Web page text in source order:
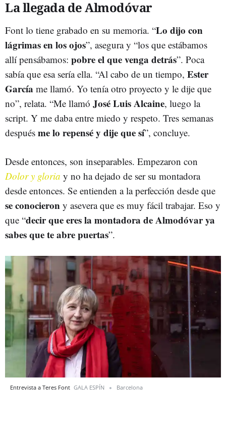
La llegada de Almodóvar
Font lo tiene grabado en su memoria. “Lo dijo con
lágrimas en los ojos”, asegura y “los que estábamos
allí pensábamos: pobre el que venga detrás”. Poca
sabía que esa sería ella. “Al cabo de un tiempo, Ester
García me llamó. Yo tenía otro proyecto y le dije que
no”, relata. “Me llamó José Luis Alcaine, luego la
script. Y me daba entre miedo y respeto. Tres semanas
después me lo repensé y dije que sí”, concluye.
Desde entonces, son inseparables. Empezaron con
Dolor y gloria y no ha dejado de ser su montadora
desde entonces. Se entienden a la perfección desde que
se conocieron y asevera que es muy fácil trabajar. Eso y
que “decir que eres la montadora de Almodóvar ya
sabes que te abre puertas”.
Entrevista a Teres Font GALA ESPÍN Barcelona